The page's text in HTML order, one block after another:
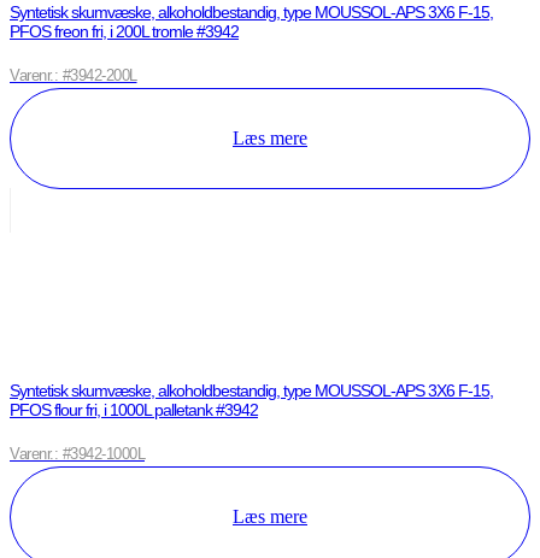
Syntetisk skumvæske, alkoholdbestandig, type MOUSSOL-APS 3X6 F-15,
PFOS freon fri, i 200L tromle #3942
Varenr.: #3942-200L
Læs mere
Syntetisk skumvæske, alkoholdbestandig, type MOUSSOL-APS 3X6 F-15,
PFOS flour fri, i 1000L palletank #3942
Varenr.: #3942-1000L
Læs mere